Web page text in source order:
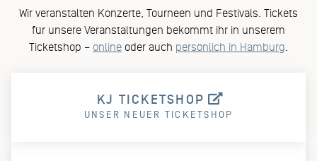
Wir veranstalten Konzerte, Tourneen und Festivals. Tickets
für unsere Veranstaltungen bekommt ihr in unserem
Ticketshop – online oder auch persönlich in Hamburg
KJ TICKETSHOP
UNSER NEUER TICKETSHOP